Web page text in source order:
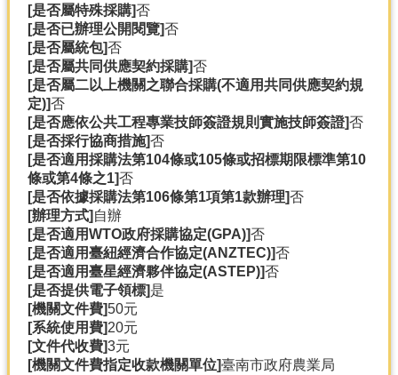
[是否屬特殊採購]否
[是否已辦理公開閱覽]否
[是否屬統包]否
[是否屬共同供應契約採購]否
[是否屬二以上機關之聯合採購(不適用共同供應契約規
定)]否
[是否應依公共工程專業技師簽證規則實施技師簽證]否
[是否採行協商措施]否
[是否適用採購法第104條或105條或招標期限標準第10
條或第4條之1]否
[是否依據採購法第106條第1項第1款辦理]否
[辦理方式] 自辦
[是否適用WTO政府採購協定(GPA)]否
[是否適用臺紐經濟合作協定(ANZTEC)]否
[是否適用臺星經濟夥伴協定(ASTEP)]否
[是否提供電子領標]是
[機關文件費]50元
[系統使用費]20元
[文件代收費]3元
[機關文件費指定收款機關單位]臺南市政府農業局